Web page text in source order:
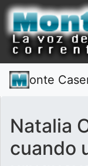
onte
Natalia
cuando